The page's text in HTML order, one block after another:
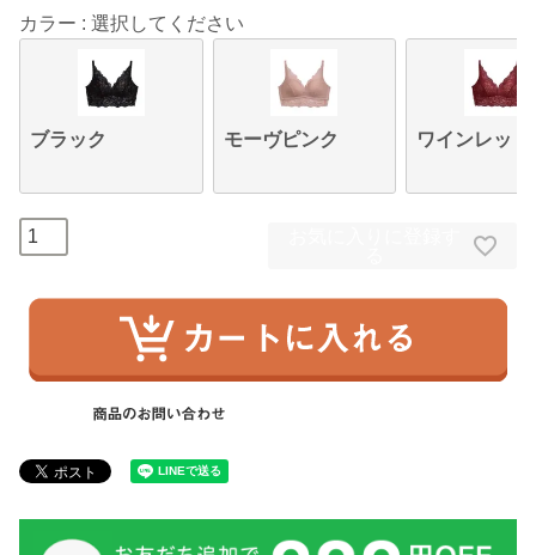
カラー 選択してください
ブラック モーヴピンク ワインレッド